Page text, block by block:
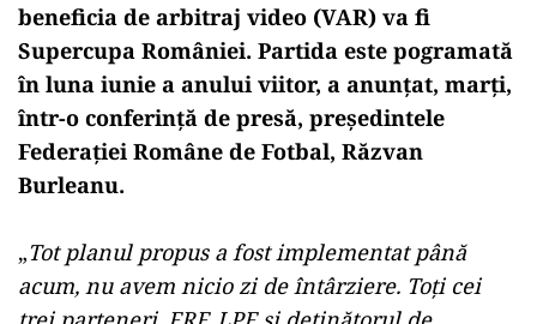
beneficia de arbitraj video (VAR) va fi
Supercupa României. Partida este pogramată
în luna iunie a anului viitor, a anunţat, marţi,
într-o conferinţă de presă, preşedintele
Federaţiei Române de Fotbal, Răzvan
Burleanu.
„Tot planul propus a fost implementat până
acum, nu avem nicio zi de întârziere. Toţi cei